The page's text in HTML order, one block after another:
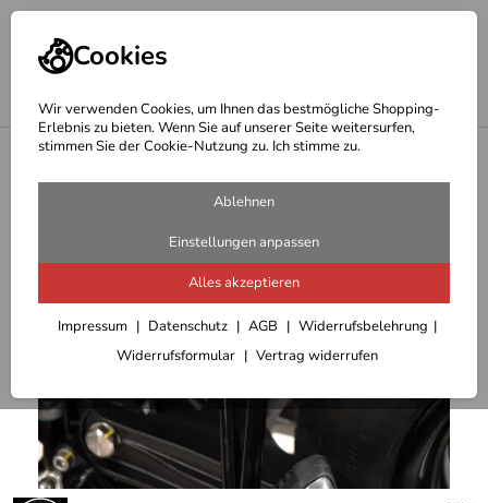
Cookies
Wir verwenden Cookies, um Ihnen das bestmögliche Shopping-
Erlebnis zu bieten. Wenn Sie auf unserer Seite weitersurfen,
stimmen Sie der Cookie-Nutzung zu. Ich stimme zu.
Ablehnen
Einstellungen anpassen
Alles akzeptieren
Impressum Datenschutz AGB
Widerrufsbelehrung
Widerrufsformular
Vertrag widerrufen
Hepco & Becker Hauptständer